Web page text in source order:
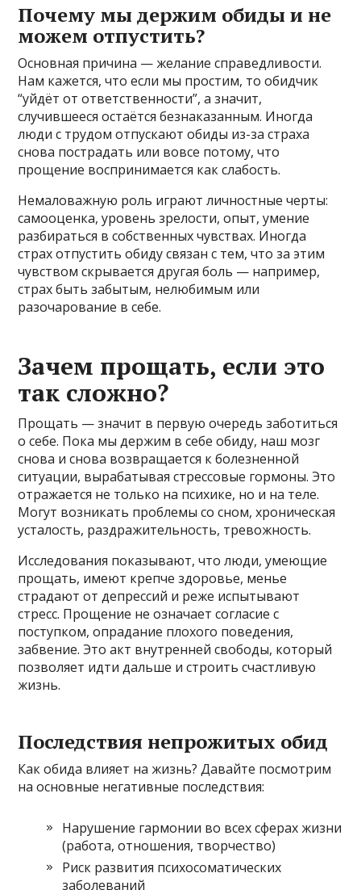
Почему мы держим обиды и не
можем отпустить?
Основная причина — желание справедливости.
Нам кажется, что если мы простим, то обидчик
“уйдёт от ответственности”, а значит,
случившееся остаётся безнаказанным. Иногда
люди с трудом отпускают обиды из-за страха
снова пострадать или вовсе потому, что
прощение воспринимается как слабость.
Немаловажную роль играют личностные черты:
самооценка, уровень зрелости, опыт, умение
разбираться в собственных чувствах. Иногда
страх отпустить обиду связан с тем, что за этим
чувством скрывается другая боль — например,
страх быть забытым, нелюбимым или
разочарование в себе.
Зачем прощать, если это
так сложно?
Прощать — значит в первую очередь заботиться
о себе. Пока мы держим в себе обиду, наш мозг
снова и снова возвращается к болезненной
ситуации, вырабатывая стрессовые гормоны. Это
отражается не только на психике, но и на теле.
Могут возникать проблемы со сном, хроническая
усталость, раздражительность, тревожность.
Исследования показывают, что люди, умеющие
прощать, имеют крепче здоровье, менье
страдают от депрессий и реже испытывают
стресс. Прощение не означает согласие с
поступком, опрадание плохого поведения,
забвение. Это акт внутренней свободы, который
позволяет идти дальше и строить счастливую
жизнь.
Последствия непрожитых обид
Как обида влияет на жизнь? Давайте посмотрим
на основные негативные последствия:
Нарушение гармонии во всех сферах жизни
(работа, отношения, творчество)
Риск развития психосоматических
заболеваний